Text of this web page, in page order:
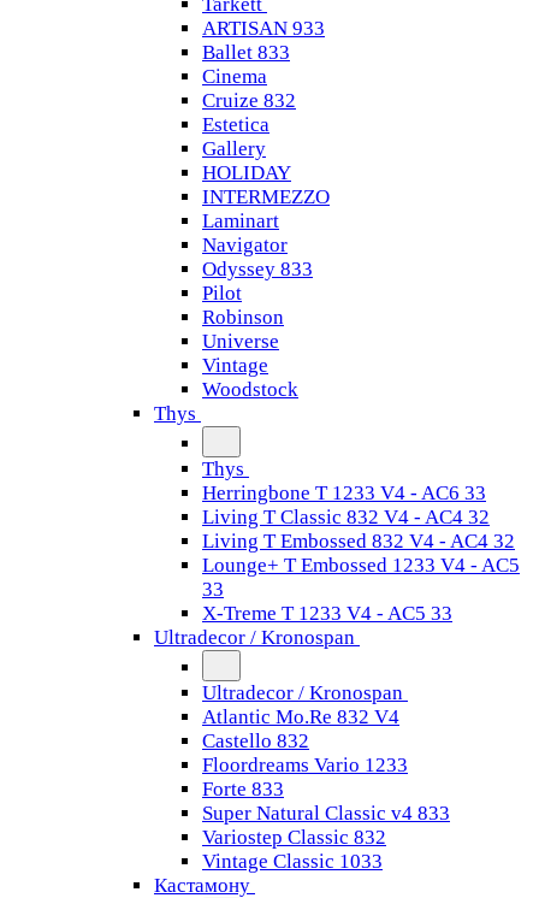
ARTISAN 933
Ballet 833
Cinema
Cruize 832
Estetica
Gallery
HOLIDAY
INTERMEZZO
Laminart
Navigator
Odyssey 833
Pilot
Robinson
Universe
Vintage
Woodstock
Thys
Thys
Herringbone T 1233 V4 - AC6 33
Living T Classic 832 V4 - AC4 32
Living T Embossed 832 V4 - AC4 32
Lounge+ T Embossed 1233 V4 - AC5
33
X-Treme T 1233 V4 - AC5 33
Ultradecor / Kronospan
Ultradecor / Kronospan
Atlantic Mo.Re 832 V4
Castello 832
Floordreams Vario 1233
Forte 833
Super Natural Classic v4 833
Variostep Classic 832
Vintage Classic 1033
Кастамону